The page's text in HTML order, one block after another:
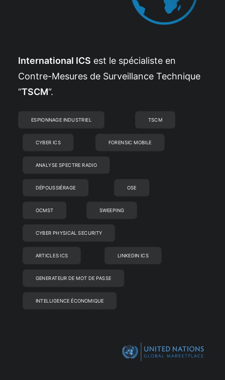
International ICS est le spécialiste en
Contre-Mesures de Surveillance Technique
“TSCM“.
ESPIONNAGE INDUSTRIEL TSCM
CYBER ICS FORENSIC MOBILE
ANALYSE SPECTRE RADIO
DÉPOUSSIÉRAGE OSE
OCMST SWEEPING
CYBER PHYSICAL SECURITY
ARTICLES ICS LINKEDIN ICS
GENERATEUR DE MOT DE PASSE
INTELLIGENCE ÉCONOMIQUE